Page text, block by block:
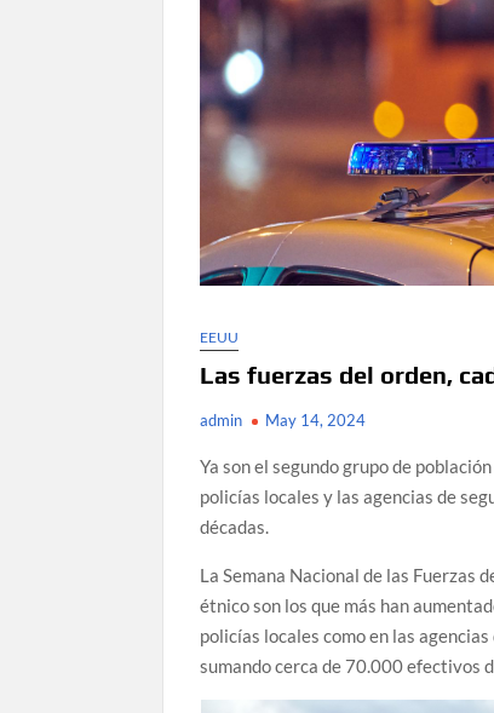
EEUU
Las fuerzas del orden,
admin May 14, 2024
Ya son el segundo grupo de
policías locales y las agencias de
décadas.
La Semana Nacional de las Fuerzas
étnico son los que más han
policías locales como en las
sumando cerca de 70.000 efectivos